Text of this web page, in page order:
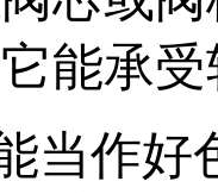
它能承
作好